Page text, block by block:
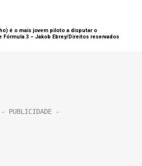
é o mais jovem piloto a disputar o
Fórmula 3 – Jakob Ebrey/Direitos reservados